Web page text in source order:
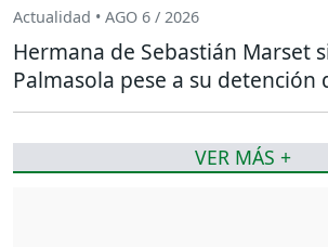
Actualidad • AGO 6 / 2026
Hermana de Sebastián Marset
Palmasola pese a su detención
VER MÁS +